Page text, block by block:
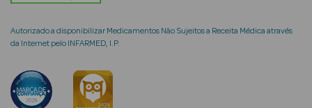
Rosto e
Autorizado a disponibilizar Medicamentos Não Sujeitos a Receita Médica através
da Internet pelo INFARMED, I.P.